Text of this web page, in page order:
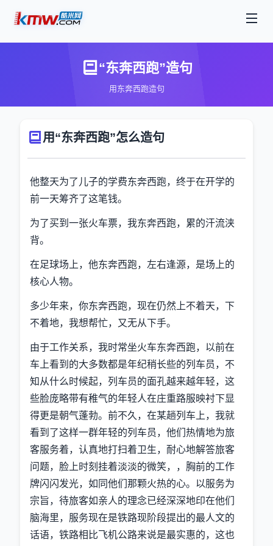
“东奔西跑”造句
用东奔西跑造句
用“东奔西跑”怎么造句
他整天为了儿子的学费东奔西跑，终于在开学的
前一天筹齐了这笔钱。
为了买到一张火车票，我东奔西跑，累的汗流浃
背。
在足球场上，他东奔西跑，左右逢源，是场上的
核心人物。
多少年来，你东奔西跑，现在仍然上不着天，下
不着地，我想帮忙，又无从下手。
由于工作关系，我时常坐火车东奔西跑，以前在
车上看到的大多数都是年纪稍长些的列车员，不
知从什么时候起，列车员的面孔越来越年轻，这
些脸庞略带有稚气的年轻人在庄重路服映衬下显
得更是朝气蓬勃。前不久，在某趟列车上，我就
看到了这样一群年轻的列车员，他们热情地为旅
客服务着，认真地打扫着卫生，耐心地解答旅客
问题，脸上时刻挂着淡淡的微笑，，胸前的工作
牌闪闪发光，如同他们那颗火热的心。以服务为
宗旨，待旅客如亲人的理念已经深深地印在他们
脑海里，服务现在是铁路现阶段提出的最人文的
话语，铁路相比飞机公路来说是最实惠的，这也